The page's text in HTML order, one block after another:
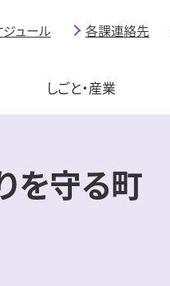
しごと・産業
ュール 各課連絡先
を守る町